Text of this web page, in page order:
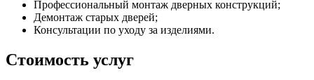
Профессиональный монтаж дверных конструкций;
Демонтаж старых дверей;
Консультации по уходу за изделиями.
Стоимость услуг